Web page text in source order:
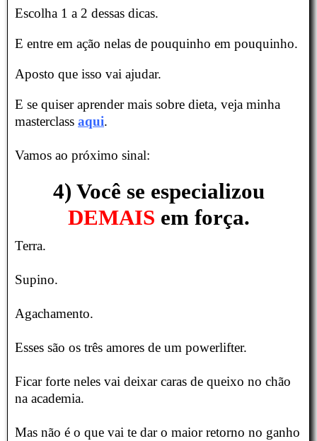
Escolha 1 a 2 dessas dicas.
E entre em ação nelas de pouquinho em pouquinho.
Aposto que isso vai ajudar.
E se quiser aprender mais sobre dieta, veja minha
masterclass aqui.
Vamos ao próximo sinal:
4) Você se especializou
DEMAIS em força.
Terra.
Supino.
Agachamento.
Esses são os três amores de um powerlifter.
Ficar forte neles vai deixar caras de queixo no chão
na academia.
Mas não é o que vai te dar o maior retorno no ganho